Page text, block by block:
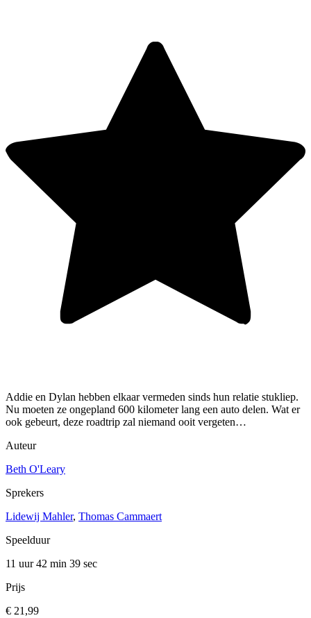
Addie en Dylan hebben elkaar vermeden sinds hun relatie stukliep.
Nu moeten ze ongepland 600 kilometer lang een auto delen. Wat er
ook gebeurt, deze roadtrip zal niemand ooit vergeten…
Auteur
Beth O'Leary
Sprekers
Lidewij Mahler, Thomas Cammaert
Speelduur
11 uur 42 min 39 sec
Prijs
€ 21,99